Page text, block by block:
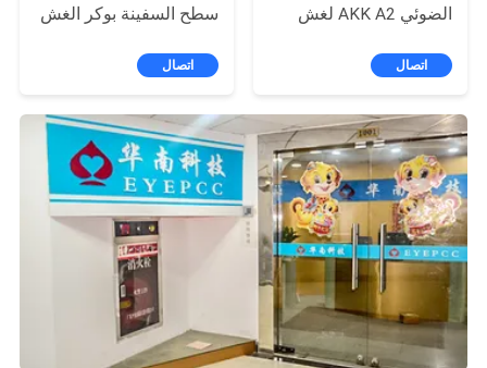
سطح السفينة بوكر الغش
اتصال
الضوئي AKK A2 لغش
اتصال